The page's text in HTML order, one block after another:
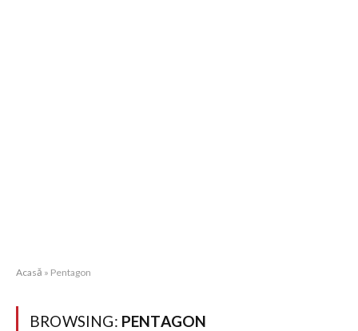
Acasă » Pentagon
BROWSING: PENTAGON